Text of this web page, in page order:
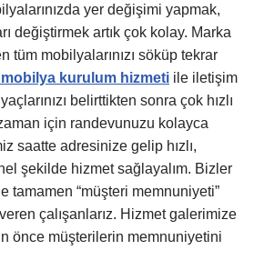
yer değişimi yapmak,
değiştirmek artık çok kolay. Marka
tüm mobilyalarınızı söküp tekrar
kurulum hizmeti ile iletişim
belirttikten sonra çok hızlı
için randevunuzu kolayca
saatte adresinize gelip hızlı,
şekilde hizmet sağlayalım. Bizler
tamamen “müşteri memnuniyeti”
çalışanlarız. Hizmet galerimize
önce müşterilerin memnuniyetini